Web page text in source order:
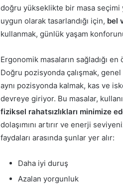
doğru yükseklikte bir masa seçimi
uygun olarak tasarlandığı için, bel
kullanmak, günlük yaşam
Ergonomik masaların sağladığı
Doğru pozisyonda çalışmak,
aynı pozisyonda kalmak, kas ve
devreye giriyor. Bu masalar,
fiziksel rahatsızlıkları minimize
dolaşımını artırır ve enerji
faydaları arasında şunlar yer alır:
Daha iyi duruş
Azalan yorgunluk